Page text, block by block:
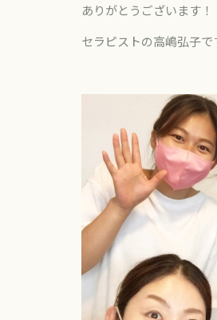
ありがとうございます！
セラピストの高嶋弘子で